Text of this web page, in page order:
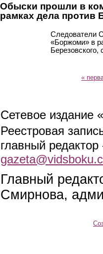
Обыски прошли в
рамках дела против
Следователи
«Боржоми» в
«
Сетевое издание
Реестровая
главный
Главный
Смирнова,